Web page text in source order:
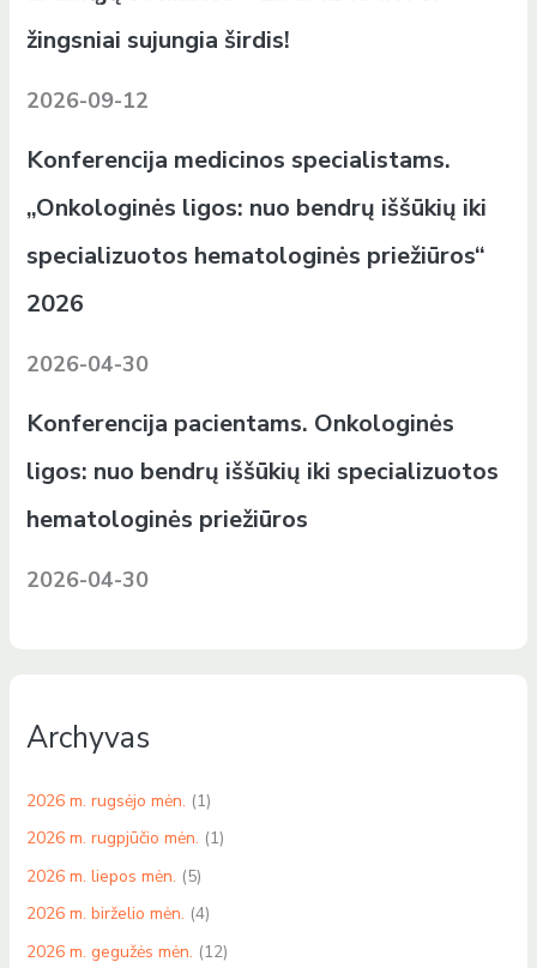
žingsniai sujungia širdis!
2026-09-12
Konferencija medicinos specialistams.
„Onkologinės ligos: nuo bendrų iššūkių iki
specializuotos hematologinės priežiūros“
2026
2026-04-30
Konferencija pacientams. Onkologinės
ligos: nuo bendrų iššūkių iki specializuotos
hematologinės priežiūros
2026-04-30
Archyvas
2026 m. rugsėjo mėn. (1)
2026 m. rugpjūčio mėn. (1)
2026 m. liepos mėn. (5)
2026 m. birželio mėn. (4)
2026 m. gegužės mėn. (12)